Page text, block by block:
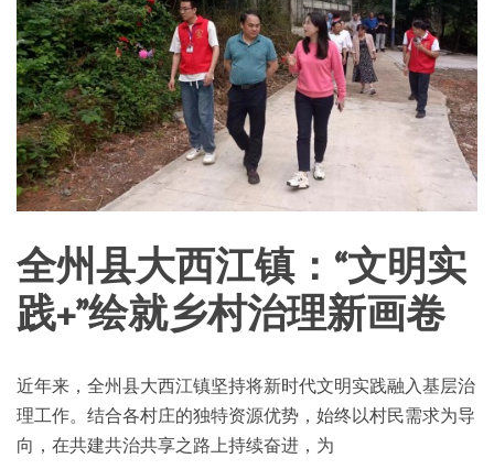
全州县大西江镇：“文明实
践+”绘就乡村治理新画卷
近年来，全州县大西江镇坚持将新时代文明实践融入基层治
理工作。结合各村庄的独特资源优势，始终以村民需求为导
向，在共建共治共享之路上持续奋进，为